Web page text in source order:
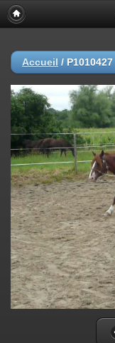
Accueil / P1010427